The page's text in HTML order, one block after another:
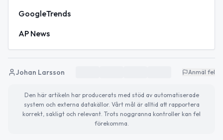
GoogleTrends
AP News
Johan Larsson Anmäl fel
Den här artikeln har producerats med stöd av automatiserade
system och externa datakällor. Vårt mål är alltid att rapportera
korrekt, sakligt och relevant. Trots noggranna kontroller kan fel
förekomma.